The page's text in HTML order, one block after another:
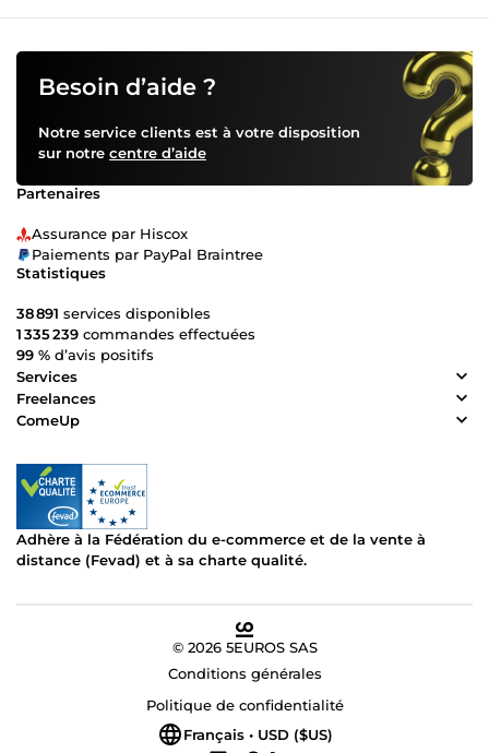
Besoin d’aide ?
Notre service clients est à votre disposition
sur notre centre d’aide
Partenaires
Assurance par Hiscox
Paiements par PayPal Braintree
Statistiques
38 891 services disponibles
1 335 239 commandes effectuées
99 % d’avis positifs
Services
Freelances
ComeUp
Adhère à la Fédération du e-commerce et de la vente à
distance (Fevad) et à sa charte qualité.
© 2026 5EUROS SAS
Conditions générales
Politique de confidentialité
Français • USD ($US)